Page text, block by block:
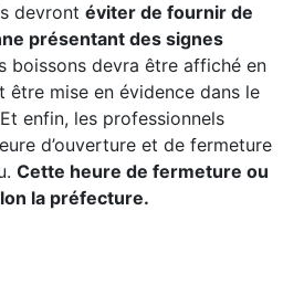
devront éviter de fournir de
présentant des signes
boissons devra être affiché en
mise en évidence dans le
enfin, les professionnels
d’ouverture et de fermeture
Cette heure de fermeture ou
la préfecture.